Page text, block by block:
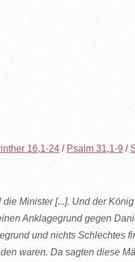
16,1-24 / Psalm 31,1-9 /
Minister [...]. Und der
Anklagegrund gegen
und nichts Schlechtes
waren. Da sagten diese